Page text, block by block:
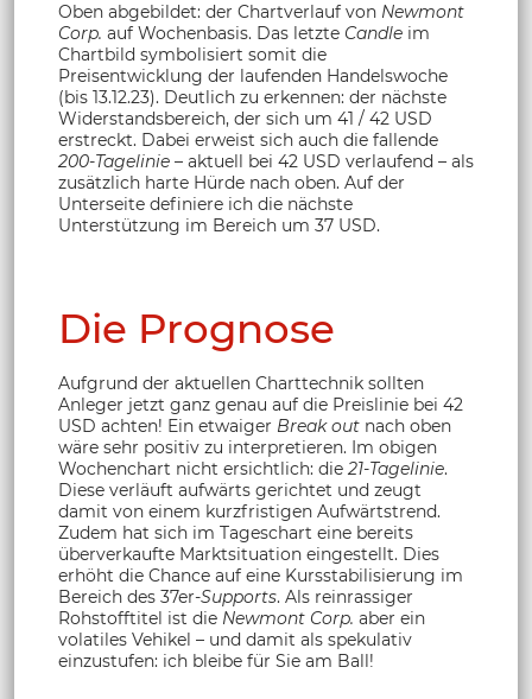
Oben abgebildet: der Chartverlauf von Newmont
Corp. auf Wochenbasis. Das letzte Candle im
Chartbild symbolisiert somit die
Preisentwicklung der laufenden Handelswoche
(bis 13.12.23). Deutlich zu erkennen: der nächste
Widerstandsbereich, der sich um 41 / 42 USD
erstreckt. Dabei erweist sich auch die fallende
200-Tagelinie – aktuell bei 42 USD verlaufend – als
zusätzlich harte Hürde nach oben. Auf der
Unterseite definiere ich die nächste
Unterstützung im Bereich um 37 USD.
Die Prognose
Aufgrund der aktuellen Charttechnik sollten
Anleger jetzt ganz genau auf die Preislinie bei 42
USD achten! Ein etwaiger Break out nach oben
wäre sehr positiv zu interpretieren. Im obigen
Wochenchart nicht ersichtlich: die 21-Tagelinie.
Diese verläuft aufwärts gerichtet und zeugt
damit von einem kurzfristigen Aufwärtstrend.
Zudem hat sich im Tageschart eine bereits
überverkaufte Marktsituation eingestellt. Dies
erhöht die Chance auf eine Kursstabilisierung im
Bereich des 37er-Supports. Als reinrassiger
Rohstofftitel ist die Newmont Corp. aber ein
volatiles Vehikel – und damit als spekulativ
einzustufen: ich bleibe für Sie am Ball!